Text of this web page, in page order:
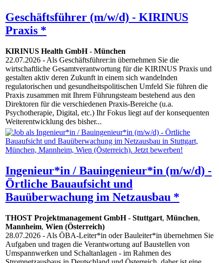
Geschäftsführer (m/w/d) - KIRINUS
Praxis *
KIRINUS Health GmbH- München
22.07.2026 - Als Geschäftsführer:in übernehmen Sie die
wirtschaftliche Gesamtverantwortung für die KIRINUS Praxis und
gestalten aktiv deren Zukunft in einem sich wandelnden
regulatorischen und gesundheitspolitischen Umfeld Sie führen die
Praxis zusammen mit Ihrem Führungsteam bestehend aus den
Direktoren für die verschiedenen Praxis-Bereiche (u.a.
Psychotherapie, Digital, etc.) Ihr Fokus liegt auf der konsequenten
Weiterentwicklung des bisher...
Ingenieur*in / Bauingenieur*in (m/w/d) -
Örtliche Bauaufsicht und
Bauüberwachung im Netzausbau *
THOST Projektmanagement GmbH- Stuttgart, München,
Mannheim, Wien (Österreich)
28.07.2026 - Als ÖBA-Leiter*in oder Bauleiter*in übernehmen Sie
Aufgaben und tragen die Verantwortung auf Baustellen von
Umspannwerken und Schaltanlagen - im Rahmen des